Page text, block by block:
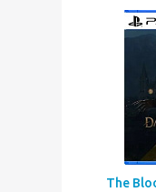
The